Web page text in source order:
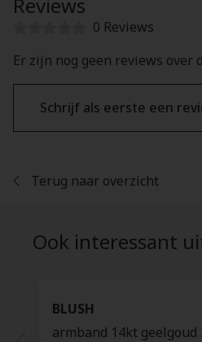
0 Reviews
Er zijn nog geen reviews over
Schrijf als eerste een
Terug naar overzicht
Ook interessant
BLUSH
armband 14kt geelgoud